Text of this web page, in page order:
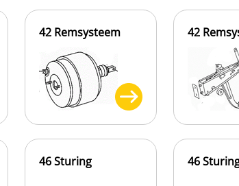
42 Remsysteem 42
46 Sturing 46